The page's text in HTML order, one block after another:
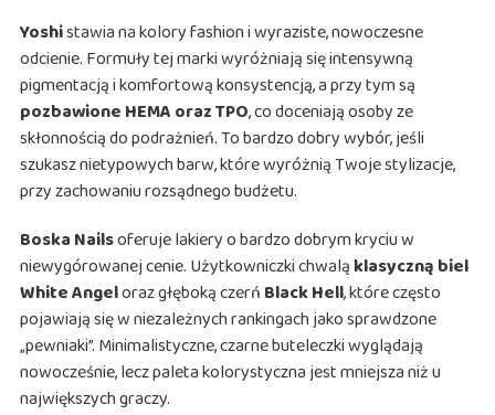
Yoshistawia na kolory fashion i wyraziste, nowoczesne
odcienie. Formuły tej marki wyróżniają się intensywną
pigmentacją i komfortową konsystencją, a przy tym są
pozbawione HEMA oraz TPO, co doceniają osoby ze
skłonnością do podrażnień. To bardzo dobry wybór, jeśli
szukasz nietypowych barw, które wyróżnią Twoje stylizacje,
przy zachowaniu rozsądnego budżetu.
Boska Nailsoferuje lakiery o bardzo dobrym kryciu w
niewygórowanej cenie. Użytkowniczki chwalą klasyczną biel
White Angeloraz głęboką czerń Black Hell, które często
pojawiają się w niezależnych rankingach jako sprawdzone
„pewniaki”. Minimalistyczne, czarne buteleczki wyglądają
nowocześnie, lecz paleta kolorystyczna jest mniejsza niż u
największych graczy.